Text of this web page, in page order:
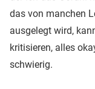
das von manchen
ausgelegt wird,
kritisieren, alles
schwierig.